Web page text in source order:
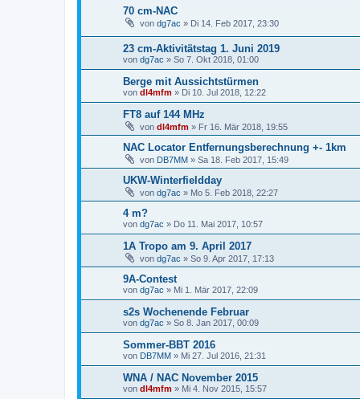
70 cm-NAC
von dg7ac » Di 14. Feb 2017, 23:30
23 cm-Aktivitätstag 1. Juni 2019
von dg7ac » So 7. Okt 2018, 01:00
Berge mit Aussichtstürmen
von dl4mfm » Di 10. Jul 2018, 12:22
FT8 auf 144 MHz
von dl4mfm » Fr 16. Mär 2018, 19:55
NAC Locator Entfernungsberechnung +- 1km
von DB7MM » Sa 18. Feb 2017, 15:49
UKW-Winterfieldday
von dg7ac » Mo 5. Feb 2018, 22:27
4 m?
von dg7ac » Do 11. Mai 2017, 10:57
1A Tropo am 9. April 2017
von dg7ac » So 9. Apr 2017, 17:13
9A-Contest
von dg7ac » Mi 1. Mär 2017, 22:09
s2s Wochenende Februar
von dg7ac » So 8. Jan 2017, 00:09
Sommer-BBT 2016
von DB7MM » Mi 27. Jul 2016, 21:31
WNA / NAC November 2015
von dl4mfm » Mi 4. Nov 2015, 15:57